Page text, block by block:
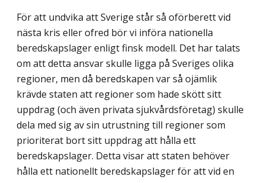
För att undvika att Sverige står så oförberett vid
nästa kris eller ofred bör vi införa nationella
beredskapslager enligt finsk modell. Det har talats
om att detta ansvar skulle ligga på Sveriges olika
regioner, men då beredskapen var så ojämlik
krävde staten att regioner som hade skött sitt
uppdrag (och även privata sjukvårdsföretag) skulle
dela med sig av sin utrustning till regioner som
prioriterat bort sitt uppdrag att hålla ett
beredskapslager. Detta visar att staten behöver
hålla ett nationellt beredskapslager för att vid en